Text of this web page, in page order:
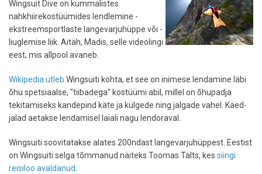
millised
õgardid
oleme
meie)?
Wingsuit Dive on kummalistes
nahkhiirekostüümides lendlemine -
ekstreemsportlaste langevarjuhüppe või -
liuglemise liik. Aitäh, Madis, selle videolingi
eest, mis allpool avaneb.
Wikipedia ütleb Wingsuiti kohta, et see on inimese lendamine läbi
õhu spetsiaalse, "tiibadega" kostüümi abil, millel on õhupadja
tekitamiseks kandepind käte ja külgede ning jalgade vahel. Käed-
jalad aetakse lendamisel laiali nagu lendoraval.
Wingsuiti soovitatakse alates 200ndast langevarjuhüppest. Eestist
on Wingsuiti selga tõmmanud näiteks Toomas Talts, kes siingi
reisiloo avaldanud.